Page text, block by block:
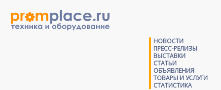
НОВОСТИ
ПРЕСС-РЕЛИЗЫ
ВЫСТАВКИ
СТАТЬИ
ОБЪЯВЛЕНИЯ
ТОВАРЫ И УСЛУГИ
СТАТИСТИКА